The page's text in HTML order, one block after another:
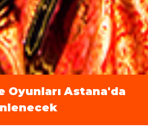
Oyunları Astana'da